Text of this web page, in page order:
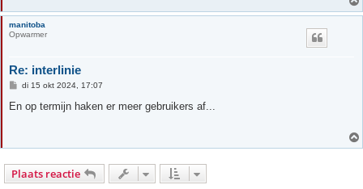
manitoba
Opwarmer
Re: interlinie
B
r
di 15 okt 2024, 17:07
En op termijn haken er meer gebruikers af...
Plaats reactie